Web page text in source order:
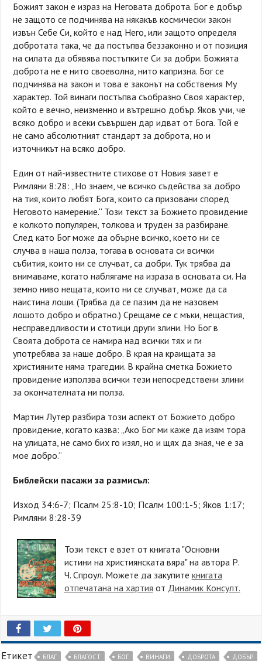
Божият закон е израз на Неговата доброта. Бог е добър
не защото се подчинява на някакъв космически закон
извън Себе Си, който е над Него, или защото определя
добротата така, че да постъпва беззаконно и от позиция
на силата да обявява постъпките Си за добри. Божията
доброта не е нито своеволна, нито капризна. Бог се
подчинява на закон и това е законът на собствения Му
характер. Той винаги постъпва съобразно Своя характер,
който е вечно, неизменно и вътрешно добър. Яков учи, че
всяко добро и всеки съвършен дар идват от Бога. Той е
не само абсолютният стандарт за доброта, но и
източникът на всяко добро.
Един от най-известните стихове от Новия завет е
Римляни 8:28: „Но знаем, че всичко съдейства за добро
на тия, които любят Бога, които са призовани според
Неговото намерение.“ Този текст за Божието провидение
е колкото популярен, толкова и труден за разбиране.
След като Бог може да обърне всичко, което ни се
случва в наша полза, тогава в основата си всички
събития, които ни се случват, са добри. Тук трябва да
внимаваме, когато наблягаме на израза в основата си. На
земно ниво нещата, които ни се случват, може да са
наистина лоши. (Трябва да се пазим да не назовем
лошото добро и обратно.) Срещаме се с мъки, нещастия,
несправедливости и стотици други злини. Но Бог в
Своята доброта се намира над всички тях и ги
употребява за наше добро. В края на краищата за
християните няма трагедии. В крайна сметка Божието
провидение използва всички тези непосредствени злини
за окончателната ни полза.
Мартин Лутер разбира този аспект от Божието добро
провидение, когато казва: „Ако Бог ми каже да изям тора
на улицата, не само бих го изял, но и щях да зная, че е за
мое добро.“
Библейски пасажи за размисъл:
Изход 34:6-7; Псалм 25:8-10; Псалм 100:1-5; Яков 1:17;
Римляни 8:28-39
Този текст е взет от книгата "Основни
истини на християнската вяра" на автора Р.
Ч. Спроул. Можете да закупите книгата
отпечатана на хартия от Динамик Консулт.
Етикет БЛАГ БЛАГОСТ БОГ ВИНАГИ ДОБРОТА ДОБЪР